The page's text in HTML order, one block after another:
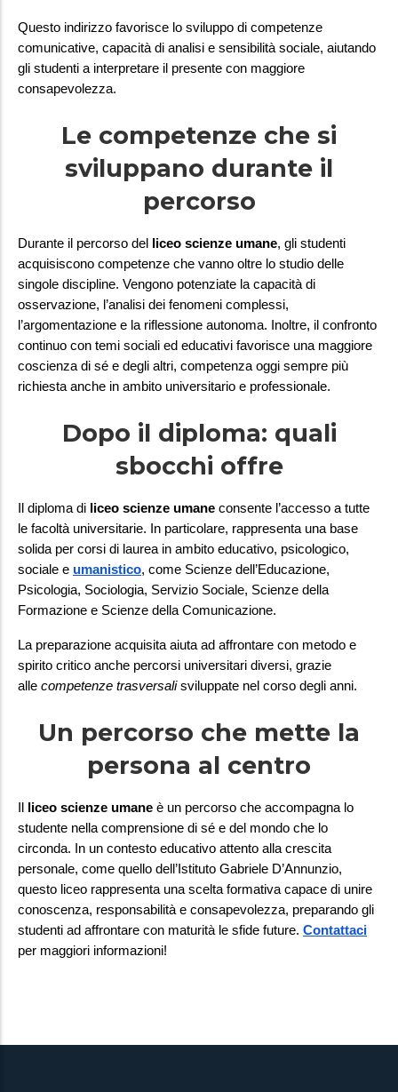
Questo indirizzo favorisce lo sviluppo di competenze
comunicative, capacità di analisi e sensibilità sociale, aiutando
gli studenti a interpretare il presente con maggiore
consapevolezza.
Le competenze che si
sviluppano durante il
percorso
Durante il percorso del liceo scienze umane, gli studenti
acquisiscono competenze che vanno oltre lo studio delle
singole discipline. Vengono potenziate la capacità di
osservazione, l’analisi dei fenomeni complessi,
l’argomentazione e la riflessione autonoma. Inoltre, il confronto
continuo con temi sociali ed educativi favorisce una maggiore
coscienza di sé e degli altri, competenza oggi sempre più
richiesta anche in ambito universitario e professionale.
Dopo il diploma: quali
sbocchi offre
Il diploma di liceo scienze umane consente l’accesso a tutte
le facoltà universitarie. In particolare, rappresenta una base
solida per corsi di laurea in ambito educativo, psicologico,
sociale e umanistico, come Scienze dell’Educazione,
Psicologia, Sociologia, Servizio Sociale, Scienze della
Formazione e Scienze della Comunicazione.
La preparazione acquisita aiuta ad affrontare con metodo e
spirito critico anche percorsi universitari diversi, grazie
alle competenze trasversali sviluppate nel corso degli anni.
Un percorso che mette la
persona al centro
liceo scienze umane è un percorso che accompagna lo
studente nella comprensione di sé e del mondo che lo
circonda. In un contesto educativo attento alla crescita
personale, come quello dell’Istituto Gabriele D’Annunzio,
questo liceo rappresenta una scelta formativa capace di unire
conoscenza, responsabilità e consapevolezza, preparando gli
studenti ad affrontare con maturità le sfide future. Contattaci
per maggiori informazioni!